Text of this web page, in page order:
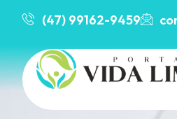
(47) 99162-9459